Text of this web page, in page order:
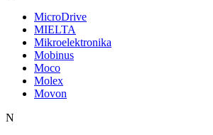
MicroDrive
MIELTA
Mikroelektronika
Mobinus
Moco
Molex
Movon
N